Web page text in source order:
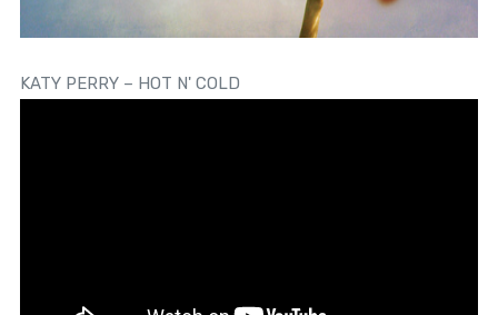
KATY PERRY – HOT N' COLD